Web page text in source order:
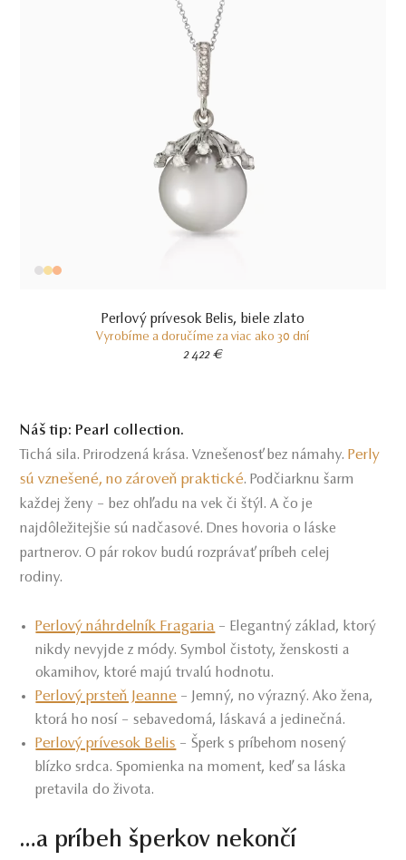
Perlový prívesok Belis, biele zlato
Vyrobíme a doručíme za viac ako 30 dní
2 422 €
Náš tip: Pearl collection.
Tichá sila. Prirodzená krása. Vznešenosť bez námahy. Perly
sú vznešené, no zároveň praktické. Podčiarknu šarm
každej ženy – bez ohľadu na vek či štýl. A čo je
najdôležitejšie sú nadčasové. Dnes hovoria o láske
partnerov. O pár rokov budú rozprávať príbeh celej
rodiny.
Perlový náhrdelník Fragaria – Elegantný základ, ktorý
nikdy nevyjde z módy. Symbol čistoty, ženskosti a
okamihov, ktoré majú trvalú hodnotu.
Perlový prsteň Jeanne – Jemný, no výrazný. Ako žena,
ktorá ho nosí – sebavedomá, láskavá a jedinečná.
Perlový prívesok Belis – Šperk s príbehom nosený
blízko srdca. Spomienka na moment, keď sa láska
pretavila do života.
…a príbeh šperkov nekončí